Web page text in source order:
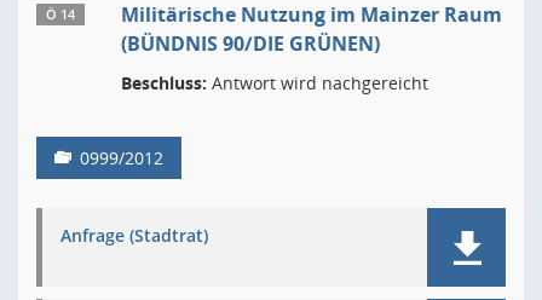
Ö 14
Militärische Nutzung im Mainzer Raum
(BÜNDNIS 90/DIE GRÜNEN)
Beschluss: Antwort wird nachgereicht
0999/2012
Anfrage (Stadtrat)